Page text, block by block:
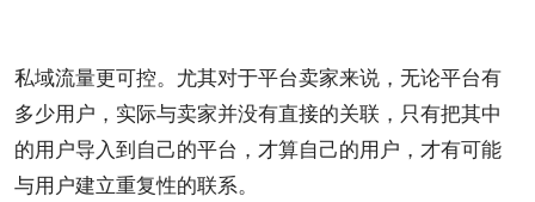
私域流量更可控。尤其对于平台卖家来说，无论平台有
多少用户，实际与卖家并没有直接的关联，只有把其中
的用户导入到自己的平台，才算自己的用户，才有可能
与用户建立重复性的联系。